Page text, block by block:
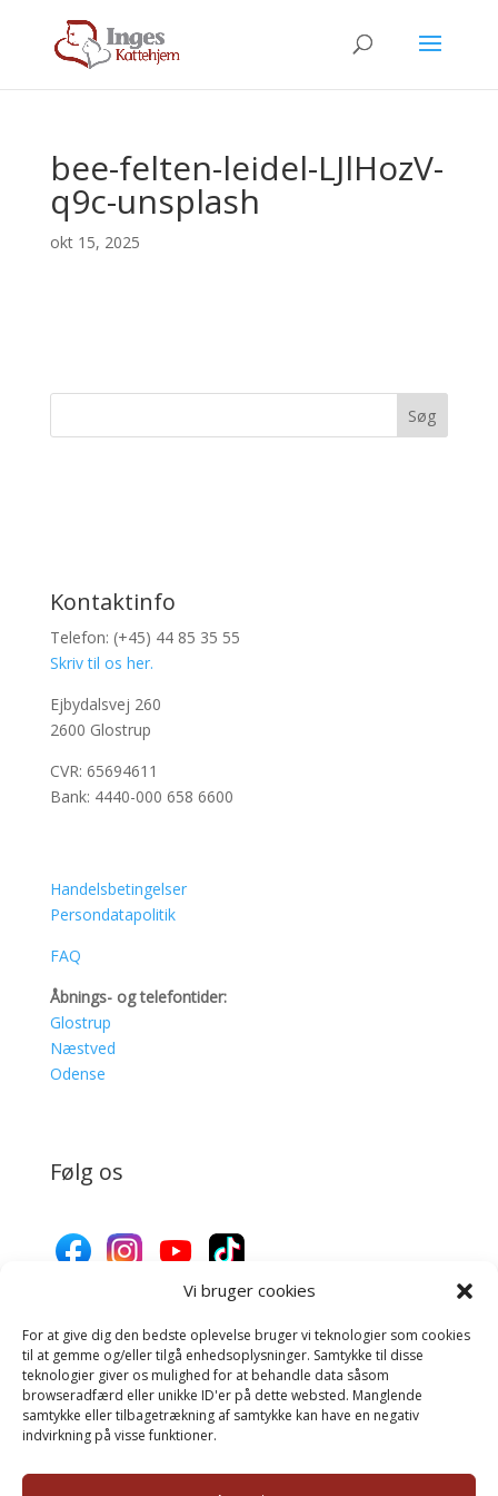
Vi bruger cookies
For at give dig den bedste oplevelse bruger vi teknologier som cookies
til at gemme og/eller tilgå enhedsoplysninger. Samtykke til disse
teknologier giver os mulighed for at behandle data såsom
browseradfærd eller unikke ID'er på dette websted. Manglende
samtykke eller tilbagetrækning af samtykke kan have en negativ
indvirkning på visse funktioner.
bee-felten-leidel-LJlHozV-
q9c-unsplash
okt 15, 2025
Kontaktinfo
Telefon: (+45) 44 85 35 55
Skriv til os her.
Ejbydalsvej 260
2600 Glostrup
CVR: 65694611
Bank: 4440-000 658 6600
Handelsbetingelser
Persondatapolitik
FAQ
Åbnings- og telefontider:
Glostrup
Næstved
Odense
Følg os
Donér til Inges Kattehjem
Donér